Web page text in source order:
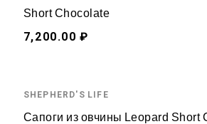
Short Chocolate
7,200.00 ₽
SHEPHERD'S LIFE
Сапоги из овчины Leopard Short